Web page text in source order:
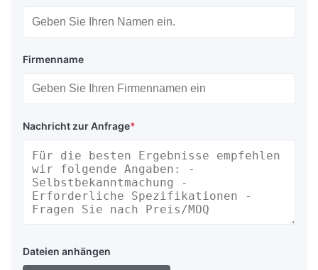
Firmenname
Nachricht zur Anfrage*
Dateien anhängen